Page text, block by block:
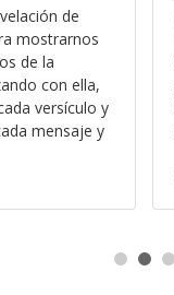
de
mostrarnos
de la
con ella,
versículo y
mensaje y